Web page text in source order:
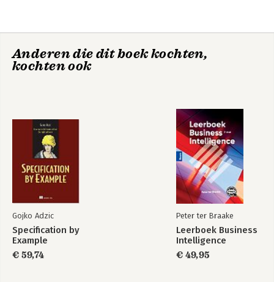
analysis; 21. Support vector machines; 22. Classification
assessment.
Anderen die dit boek kochten,
kochten ook
Gojko Adzic
Specification by
Example
€ 59,74
Peter ter Braake
Leerboek Business
Intelligence
€ 49,95